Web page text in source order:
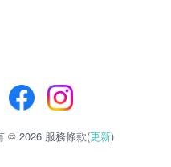
© 2026 服務條款(更新)